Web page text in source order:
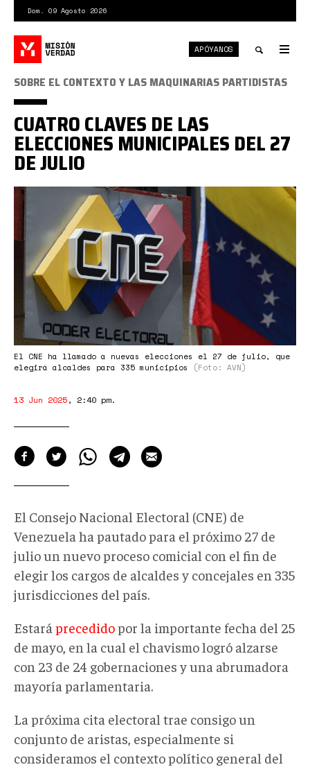
contenido
principal
Dom. 09 Agosto 2026
Toggle
APÓYANOS
CNE
2025
again.jpg
El CNE ha llamado a nuevas elecciones el 27 de julio, que
elegirá alcaldes para 335 municipios
(Foto: AVN)
SOBRE EL CONTEXTO Y LAS MAQUINARIAS PARTIDISTAS
CUATRO CLAVES DE LAS
ELECCIONES MUNICIPALES DEL 27
DE JULIO
13 Jun 2025, 2:40 pm.
El Consejo Nacional Electoral (CNE) de
Venezuela ha pautado para el próximo 27 de
julio un nuevo proceso comicial con el fin de
elegir los cargos de alcaldes y concejales en 335
jurisdicciones del país.
Estará precedidopor la importante fecha del 25
de mayo, en la cual el chavismo logró alzarse
con 23 de 24 gobernaciones y una abrumadora
mayoría parlamentaria.
La próxima cita electoral trae consigo un
conjunto de aristas, especialmente si
consideramos el contexto político general del